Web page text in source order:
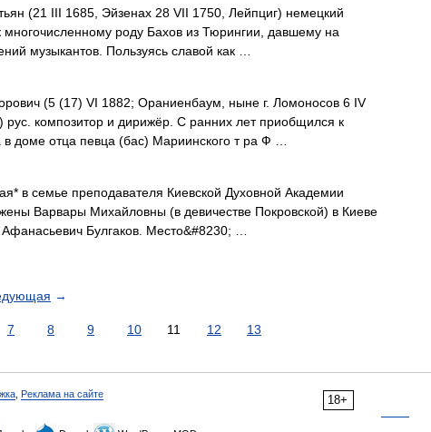
III 1685, Эйзенах 28 VII 1750, Лейпциг) немецкий
многочисленному роду Бахов из Тюрингии, давшему на
музыкантов. Пользуясь славой как …
(5 (17) VI 1882; Ораниенбаум, ныне г. Ломоносов 6 IV
композитор и дирижёр. С ранних лет приобщился к
доме отца певца (бас) Мариинского т ра Ф …
преподавателя Киевской Духовной Академии
Варвары Михайловны (в девичестве Покровской) в Киеве
Булгаков. Место&#8230; …
→
7 8 9 10 11 12 13
18+
Реклама на сайте